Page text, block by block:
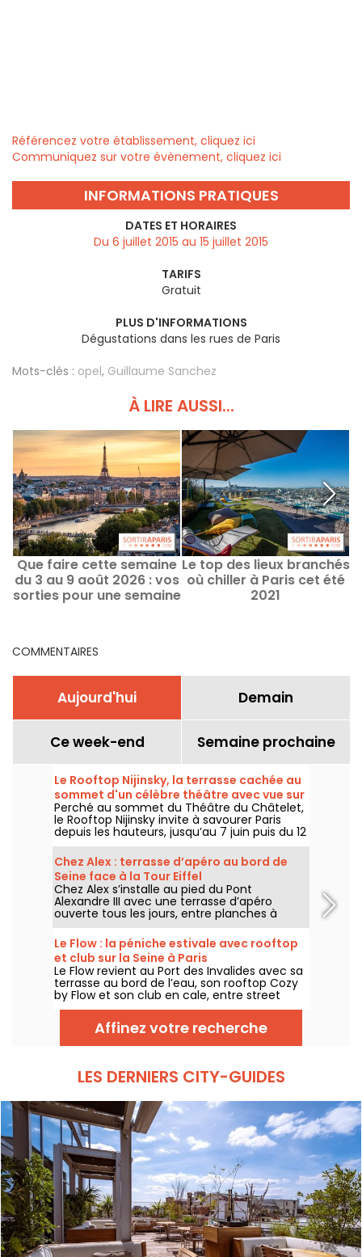
Référencez votre établissement, cliquez ici
Communiquez sur votre évènement, cliquez ici
INFORMATIONS PRATIQUES
DATES ET HORAIRES
Du 6 juillet 2015 au 15 juillet 2015
TARIFS
Gratuit
PLUS D'INFORMATIONS
Dégustations dans les rues de Paris
Mots-clés : opel, Guillaume Sanchez
À LIRE AUSSI...
Que faire cette semaine
du 3 au 9 août 2026 : vos
sorties pour une semaine
Le top des lieux branchés
où chiller à Paris cet été
2021
COMMENTAIRES
Aujourd'hui Demain
Ce week-end Semaine prochaine
Le Rooftop Nijinsky, la terrasse cachée au
sommet d'un célèbre théâtre avec vue sur
Paris
Perché au sommet du Théâtre du Châtelet,
le Rooftop Nijinsky invite à savourer Paris
depuis les hauteurs, jusqu’au 7 juin puis du 12
juillet au 21 septembre 2026, entre terrasse
panoramique, cocktails, cuisine toute la
journée et DJ sets jusqu’au bout de la nuit.
Chez Alex : terrasse d’apéro au bord de
Seine face à la Tour Eiffel
Chez Alex s’installe au pied du Pont
Alexandre III avec une terrasse d’apéro
ouverte tous les jours, entre planches à
partager, cocktails, vue sur la Seine et
ambiance d’été face à la Tour Eiffel.
Le Flow : la péniche estivale avec rooftop
et club sur la Seine à Paris
Le Flow revient au Port des Invalides avec sa
terrasse au bord de l’eau, son rooftop Cozy
by Flow et son club en cale, entre street
food, cocktails, DJ sets et soirées d’été sur la
Affinez votre recherche
LES DERNIERS CITY-GUIDES